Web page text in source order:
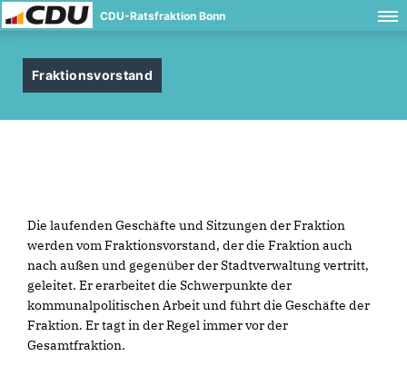
CDU-Ratsfraktion Bonn
Fraktionsvorstand
Die laufenden Geschäfte und Sitzungen der Fraktion
werden vom Fraktionsvorstand, der die Fraktion auch
nach außen und gegenüber der Stadtverwaltung vertritt,
geleitet. Er erarbeitet die Schwerpunkte der
kommunalpolitischen Arbeit und führt die Geschäfte der
Fraktion. Er tagt in der Regel immer vor der
Gesamtfraktion.